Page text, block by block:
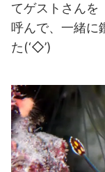
てゲストさんを
呼んで、一緒に
た(‘◇’)ゞ